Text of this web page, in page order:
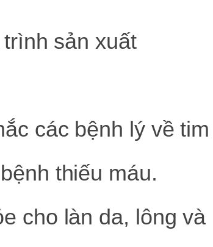
sản xuất
các bệnh lý về tim
thiếu máu.
cho làn da, lông và